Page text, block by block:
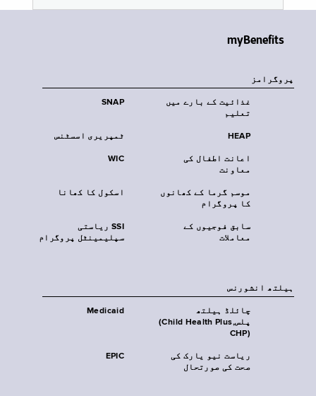
myBenefits
پروگرامز
SNAP
غذائیت کے بارے میں
تعلیم
ٹمپریری اسسٹنس HEAP
WIC
اعانت اطفال کی
معاونت
اسکول کا کھانا
موسم گرما کے کھانوں
کا پروگرام
SSI ریاستی
سپلیمینٹل پروگرام
سابق فوجیوں کے
معاملات
‏ہیلتھ انشورنس
Medicaid
چائلڈ ہیلتھ
پلس‎(Child Health Plus,
CHP)‎
EPIC
ریاست نیو یارک کی
صحت کی صورتحال